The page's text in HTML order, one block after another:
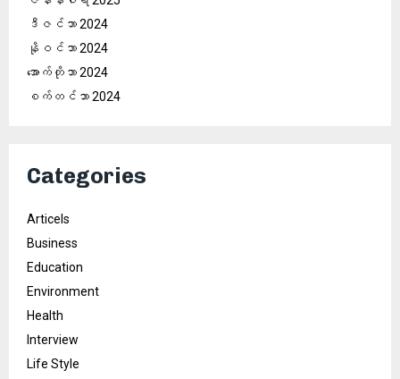
ဒီဇင်ဘာ 2024
နိုဝင်ဘာ 2024
အောက်တိုဘာ 2024
စက်တင်ဘာ 2024
Categories
Articels
Business
Education
Environment
Health
Interview
Life Style